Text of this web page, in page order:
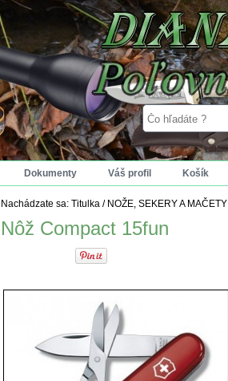
Dokumenty Váš profil Košík
Nachádzate sa: Titulka / NOŽE, SEKERY A MAČETY
Nôž Compact 15fun